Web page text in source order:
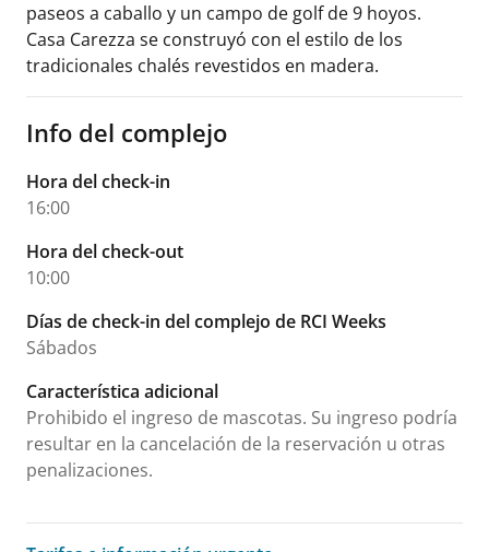
paseos a caballo y un campo de golf de 9 hoyos.
Casa Carezza se construyó con el estilo de los
tradicionales chalés revestidos en madera.
Info del complejo
Hora del check-in
16:00
Hora del check-out
10:00
Días de check-in del complejo de RCI Weeks
Sábados
Característica adicional
Prohibido el ingreso de mascotas. Su ingreso podría
resultar en la cancelación de la reservación u otras
penalizaciones.